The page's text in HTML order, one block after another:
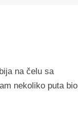
na čelu sa
nekoliko puta bio